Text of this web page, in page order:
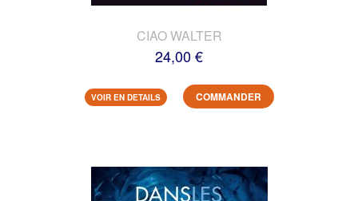
CIAO WALTER
24,00 €
VOIR EN DETAILS COMMANDER